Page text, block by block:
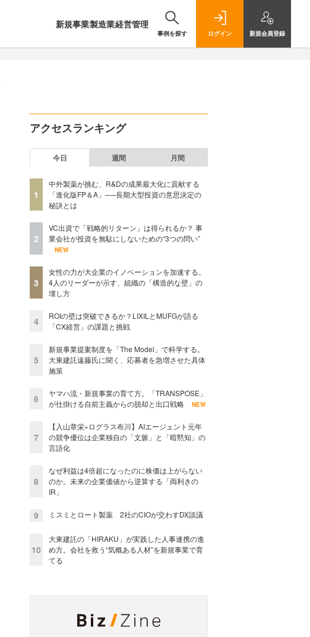
新規事業製造業経営管理
事例を探す ログイン 新規会員登録
アクセスランキング
今日 週間 月間
1
中外製薬が挑む、R&Dの成果最大化に貢献する
「進化版FP＆A」──長期大型投資の意思決定の
秘訣とは
2
VC出資で「戦略的リターン」は得られるか？ 事
業会社が投資を無駄にしないための“3つの問い”
NEW
3
女性の力が大企業のイノベーションを加速する。
4人のリーダーが示す、組織の「構造的な壁」の
壊し方
4
ROIの壁は突破できるか？LIXILとMUFGが語る
「CX経営」の課題と挑戦
5
新規事業提案制度を「The Model」で科学する。
大東建託遠藤氏に聞く、応募者を急増させた具体
施策
6
ヤマハ流・新規事業の育て方。「TRANSPOSE」
が仕掛ける自前主義からの脱却と出口戦略
NEW
7
【入山章栄×ログラス布川】AIエージェント元年
の競争優位は企業独自の「文脈」と「暗黙知」の
言語化
8
なぜ利益は4倍超になったのに株価は上がらない
のか。未来の企業価値から逆算する「両利きの
IR」
9 ミスミとロート製薬 2社のCIOが交わすDX談議
10
大東建託の「HIRAKU」が実践した人事連携の進
め方。会社を救う“気概ある人材”を新規事業で育
てる